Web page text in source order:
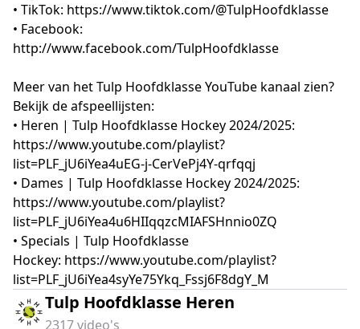
• TikTok: https://www.tiktok.com/@TulpHoofdklasse
• Facebook:
http://www.facebook.com/TulpHoofdklasse
Meer van het Tulp Hoofdklasse YouTube kanaal zien?
Bekijk de afspeellijsten:
• Heren | Tulp Hoofdklasse Hockey 2024/2025:
https://www.youtube.com/playlist?
list=PLF_jU6iYea4uEG-j-CerVePj4Y-qrfqqj
• Dames | Tulp Hoofdklasse Hockey 2024/2025:
https://www.youtube.com/playlist?
list=PLF_jU6iYea4u6HIIqqzcMIAFSHnnio0ZQ
• Specials | Tulp Hoofdklasse
Hockey: https://www.youtube.com/playlist?
list=PLF_jU6iYea4syYe75Ykq_Fssj6F8dgY_M
Tulp Hoofdklasse Heren
2317video's